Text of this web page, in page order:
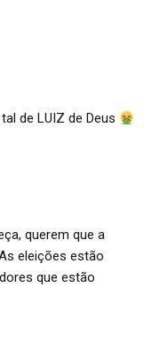
de LUIZ de Deus
querem que a
eleições estão
que estão